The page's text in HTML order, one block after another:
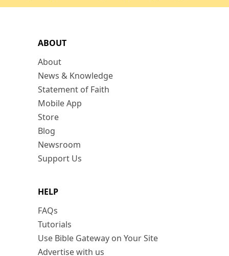
ABOUT
About
News & Knowledge
Statement of Faith
Mobile App
Store
Blog
Newsroom
Support Us
HELP
FAQs
Tutorials
Use Bible Gateway on Your Site
Advertise with us